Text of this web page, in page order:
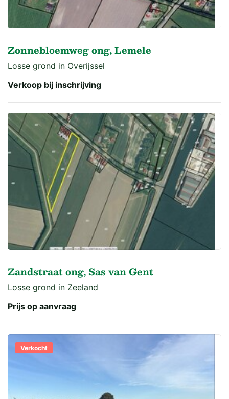
Zonnebloemweg ong, Lemele
Losse grond in Overijssel
Verkoop bij inschrijving
Zandstraat ong, Sas van Gent
Losse grond in Zeeland
Prijs op aanvraag
Verkocht